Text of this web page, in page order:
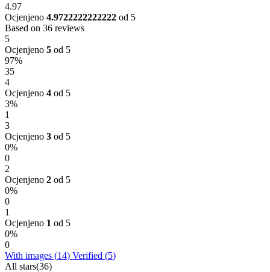
4.97
Ocjenjeno 4.9722222222222 od 5
Based on 36 reviews
5
Ocjenjeno 5 od 5
97%
35
4
Ocjenjeno 4 od 5
3%
1
3
Ocjenjeno 3 od 5
0%
0
2
Ocjenjeno 2 od 5
0%
0
1
Ocjenjeno 1 od 5
0%
0
With images (14) Verified (5)
All stars(36)